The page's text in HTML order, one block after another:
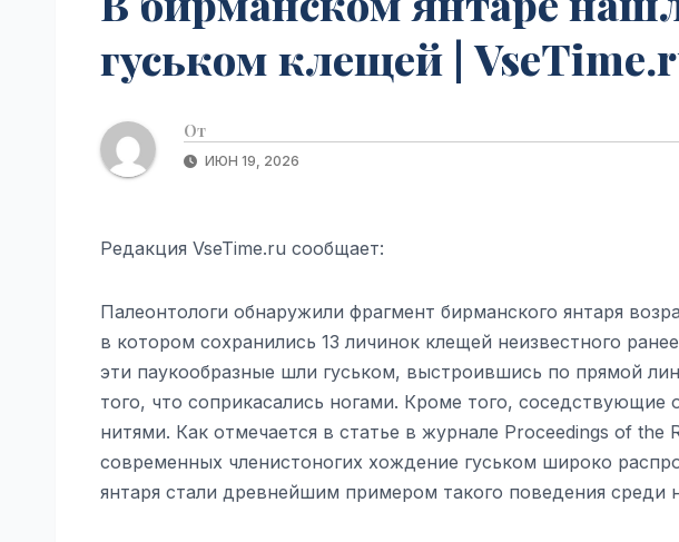
гуськом клещей |
От
ИЮН 19, 2026
Редакция VseTime.ru сообщает:
Палеонтологи обнаружили фрагмент бирманского янтаря
в котором сохранились 13 личинок клещей неизвестного
эти паукообразные шли гуськом, выстроившись по прямой
того, что соприкасались ногами. Кроме того,
нитями. Как отмечается в статье в журнале Proceedings of the
современных членистоногих хождение гуськом широко
янтаря стали древнейшим примером такого поведения среди